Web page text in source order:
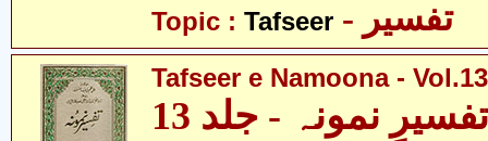
Topic : Tafseer - تفسیر
Tafseer e Namoona - Vol.13
تفسیرِ نمونہ - جلد 13